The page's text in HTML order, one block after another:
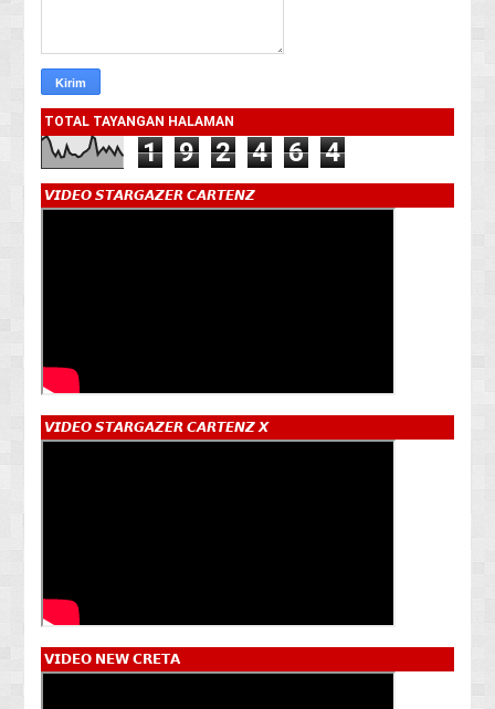
TOTAL TAYANGAN HALAMAN
1 9 2 4 6 4
𝙑𝙄𝘿𝙀𝙊 𝙎𝙏𝘼𝙍𝙂𝘼𝙕𝙀𝙍 𝘾𝘼𝙍𝙏𝙀𝙉𝙕
𝙑𝙄𝘿𝙀𝙊 𝙎𝙏𝘼𝙍𝙂𝘼𝙕𝙀𝙍 𝘾𝘼𝙍𝙏𝙀𝙉𝙕 𝙓
𝗩𝗜𝗗𝗘𝗢 𝗡𝗘𝗪 𝗖𝗥𝗘𝗧𝗔